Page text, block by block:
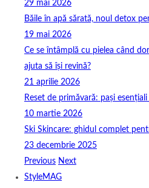
29 mai 2026
Băile în apă sărată, noul detox
19 mai 2026
Ce se întâmplă cu pielea când
ajuta să își revină?
21 aprilie 2026
Reset de primăvară: pași
10 martie 2026
Ski Skincare: ghidul complet
23 decembrie 2025
Previous Next
StyleMAG